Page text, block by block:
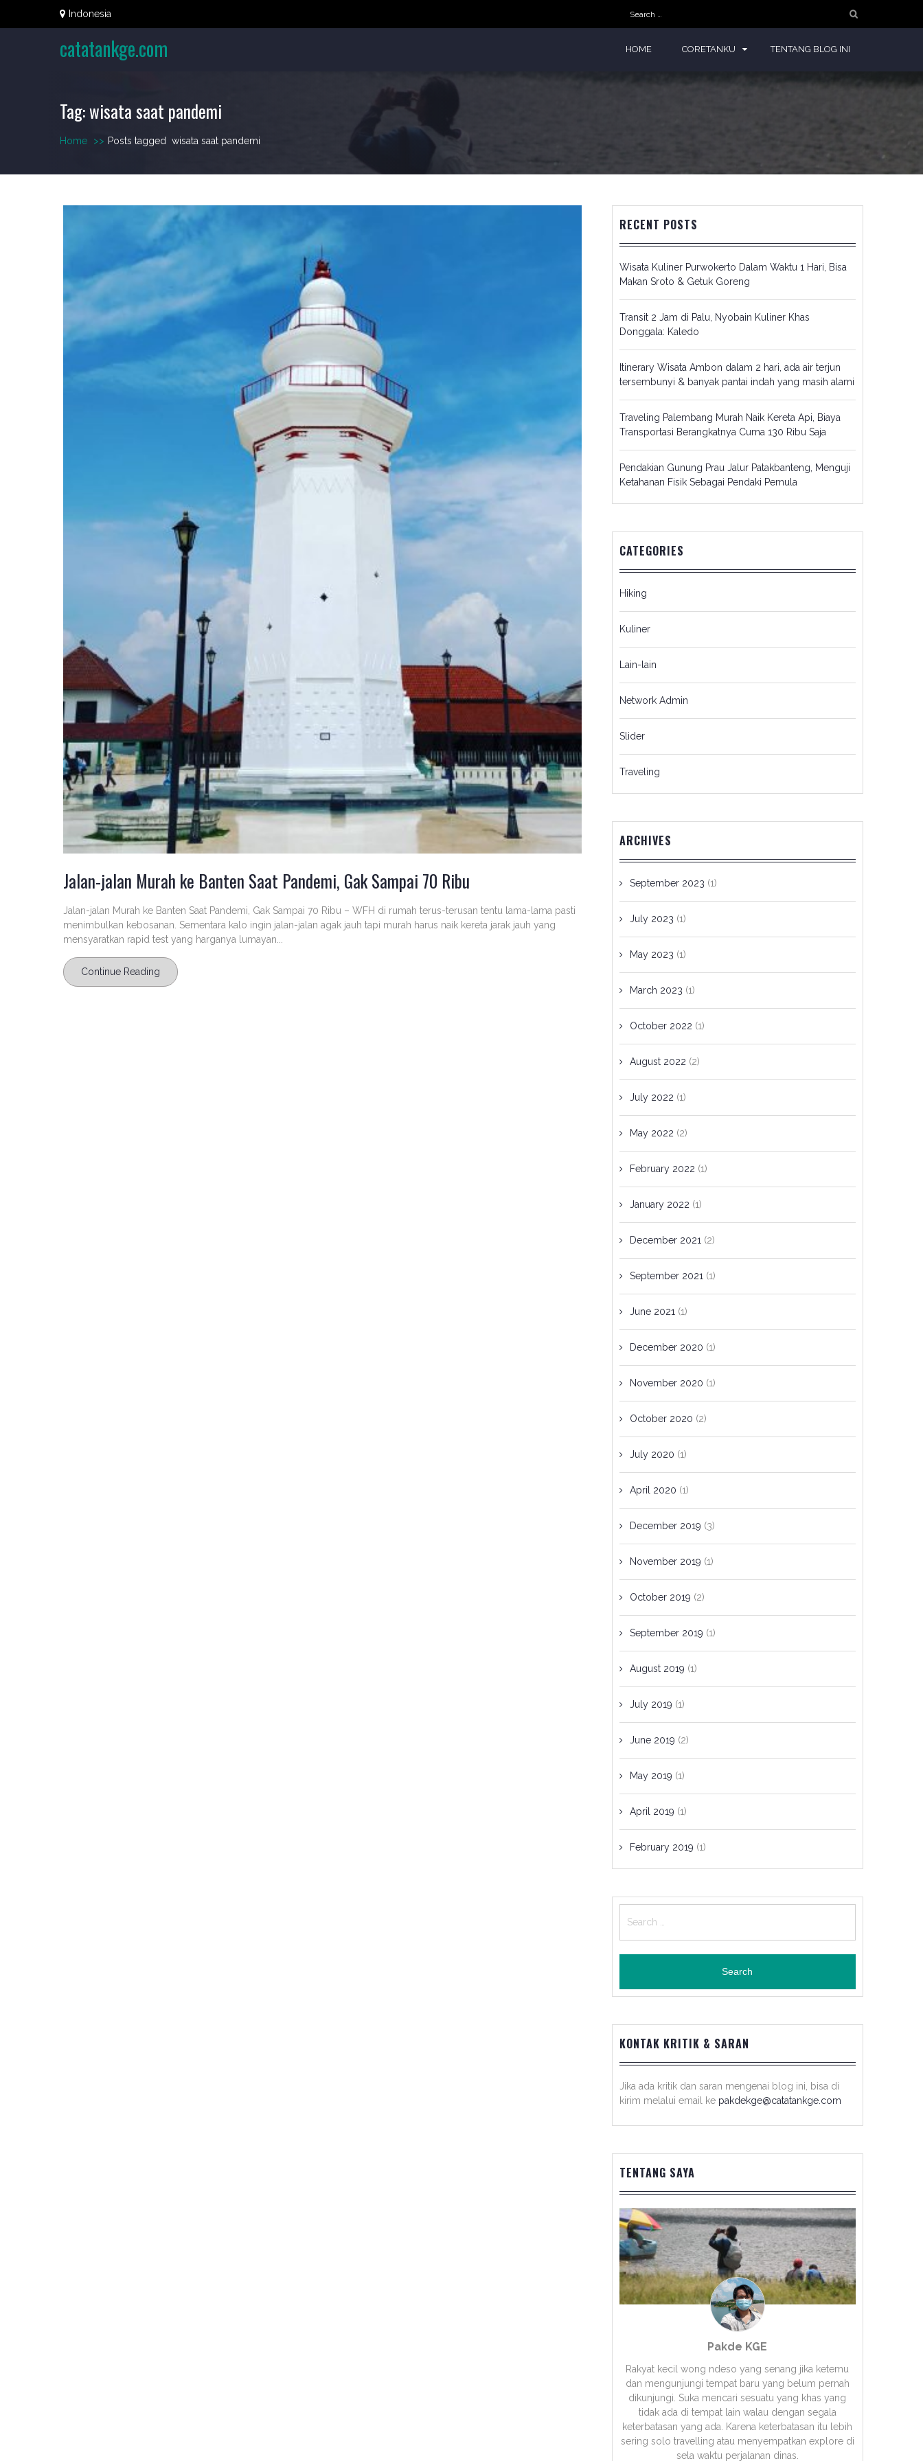
Indonesia
Search
for:
catatankge.com HOME CORETANKU TENTANG BLOG INI
Tag:wisata saat pandemi
Home >> Posts tagged wisata saat pandemi
Jalan-jalan Murah ke Banten Saat Pandemi, Gak Sampai 70 Ribu
Jalan-jalan Murah ke Banten Saat Pandemi, Gak Sampai 70 Ribu – WFH di rumah terus-terusan tentu lama-lama pasti
menimbulkan kebosanan. Sementara kalo ingin jalan-jalan agak jauh tapi murah harus naik kereta jarak jauh yang
mensyaratkan rapid test yang harganya lumayan...
Continue Reading
RECENT POSTS
Wisata Kuliner Purwokerto Dalam Waktu 1 Hari, Bisa
Makan Sroto & Getuk Goreng
Transit 2 Jam di Palu, Nyobain Kuliner Khas
Donggala: Kaledo
Itinerary Wisata Ambon dalam 2 hari, ada air terjun
tersembunyi & banyak pantai indah yang masih alami
Traveling Palembang Murah Naik Kereta Api, Biaya
Transportasi Berangkatnya Cuma 130 Ribu Saja
Pendakian Gunung Prau Jalur Patakbanteng, Menguji
Ketahanan Fisik Sebagai Pendaki Pemula
CATEGORIES
Hiking
Kuliner
Lain-lain
Network Admin
Slider
Traveling
ARCHIVES
September 2023 (1)
July 2023 (1)
May 2023 (1)
March 2023 (1)
October 2022 (1)
August 2022 (2)
July 2022 (1)
May 2022 (2)
February 2022 (1)
January 2022 (1)
December 2021 (2)
September 2021 (1)
June 2021 (1)
December 2020 (1)
November 2020 (1)
October 2020 (2)
July 2020 (1)
April 2020 (1)
December 2019 (3)
November 2019 (1)
October 2019 (2)
September 2019 (1)
August 2019 (1)
July 2019 (1)
June 2019 (2)
May 2019 (1)
April 2019 (1)
February 2019 (1)
for:
KONTAK KRITIK & SARAN
Jika ada kritik dan saran mengenai blog ini, bisa di
kirim melalui email ke pakdekge@catatankge.com
TENTANG SAYA
Pakde KGE
Rakyat kecil wong ndeso yang senang jika ketemu
dan mengunjungi tempat baru yang belum pernah
dikunjungi. Suka mencari sesuatu yang khas yang
tidak ada di tempat lain walau dengan segala
keterbatasan yang ada. Karena keterbatasan itu lebih
sering solo travelling atau menyempatkan explore di
sela waktu perjalanan dinas.